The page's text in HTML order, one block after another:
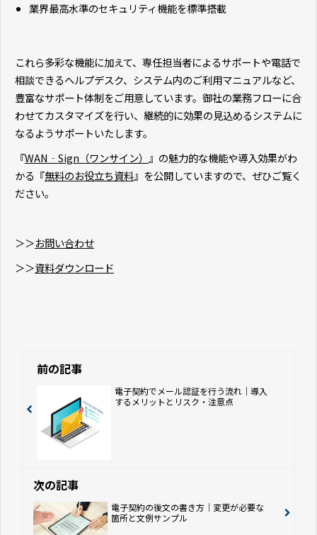
業界最高水準のセキュリティ機能を標準搭載
これら多彩な機能に加えて、専任担当者によるサポートや電話で
相談できるヘルプデスク、システム内のご利用マニュアルなど、
豊富なサポート体制をご用意しています。御社の業務フローに合
わせてカスタマイズを行い、継続的に効果の見込めるシステムに
なるようサポートいたします。
『WAN‐Sign（ワンサイン） 』の魅力的な機能や導入効果がわ
かる『無料のお役立ち資料』を公開していますので、ぜひご覧く
ださい。
＞＞お問い合わせ
＞＞資料ダウンロード
前の記事
電子契約でメール認証を行う流れ｜導入
するメリットとリスク・注意点
次の記事
電子契約の後文の書き方｜変更が必要な
箇所と文例サンプル